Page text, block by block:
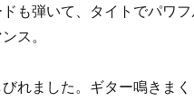
も弾いて、タイトでパワ
ス。
れました。ギター鳴きまく